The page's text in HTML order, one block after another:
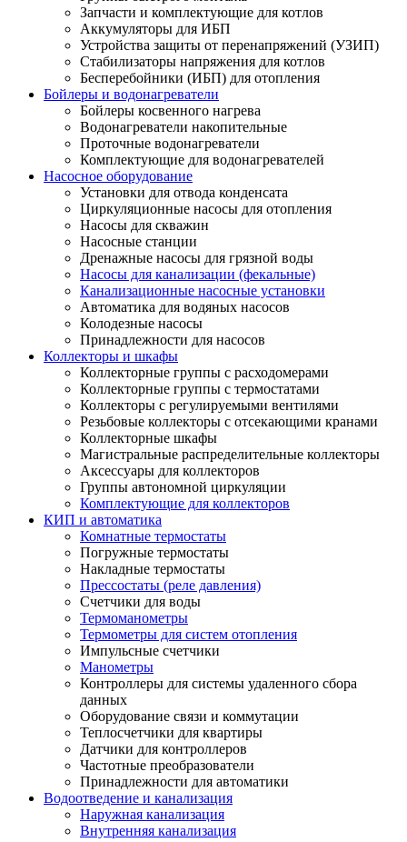
Запчасти и комплектующие для котлов
Аккумуляторы для ИБП
Устройства защиты от перенапряжений (УЗИП)
Стабилизаторы напряжения для котлов
Бесперебойники (ИБП) для отопления
Бойлеры и водонагреватели
Бойлеры косвенного нагрева
Водонагреватели накопительные
Проточные водонагреватели
Комплектующие для водонагревателей
Насосное оборудование
Установки для отвода конденсата
Циркуляционные насосы для отопления
Насосы для скважин
Насосные станции
Дренажные насосы для грязной воды
Насосы для канализации (фекальные)
Канализационные насосные установки
Автоматика для водяных насосов
Колодезные насосы
Принадлежности для насосов
Коллекторы и шкафы
Коллекторные группы с расходомерами
Коллекторные группы с термостатами
Коллекторы с регулируемыми вентилями
Резьбовые коллекторы с отсекающими кранами
Коллекторные шкафы
Магистральные распределительные коллекторы
Аксессуары для коллекторов
Группы автономной циркуляции
Комплектующие для коллекторов
КИП и автоматика
Комнатные термостаты
Погружные термостаты
Накладные термостаты
Прессостаты (реле давления)
Счетчики для воды
Термоманометры
Термометры для систем отопления
Импульсные счетчики
Манометры
Контроллеры для системы удаленного сбора
данных
Оборудование связи и коммутации
Теплосчетчики для квартиры
Датчики для контроллеров
Частотные преобразователи
Принадлежности для автоматики
Водоотведение и канализация
Наружная канализация
Внутренняя канализация